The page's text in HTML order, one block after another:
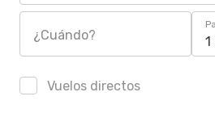
¿Cuándo?
Vuelos directos